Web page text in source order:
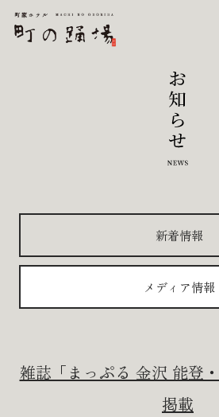
新着情報
メディア情報
雑誌「まっぷる 金沢 能登・
掲載